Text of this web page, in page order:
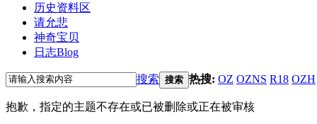
历史资料区
请允悲
神奇宝贝
日志Blog
搜索 搜索 热搜: OZ OZNS R18 OZH
抱歉，指定的主题不存在或已被删除或正在被审核